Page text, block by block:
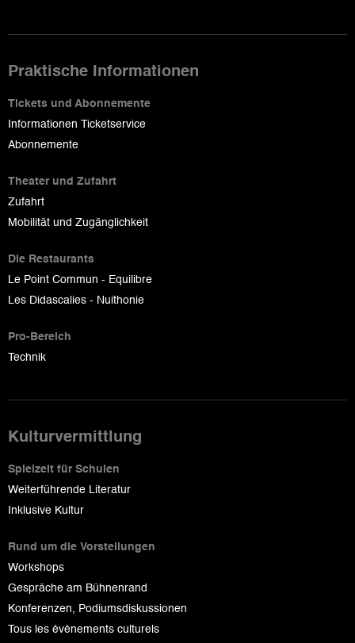
Praktische Informationen
Tickets und Abonnemente
Informationen Ticketservice
Abonnemente
Theater und Zufahrt
Zufahrt
Mobilität und Zugänglichkeit
Die Restaurants
Le Point Commun - Equilibre
Les Didascalies - Nuithonie
Pro-Bereich
Technik
Kulturvermittlung
Spielzeit für Schulen
Weiterführende Literatur
Inklusive Kultur
Rund um die Vorstellungen
Workshops
Gespräche am Bühnenrand
Konferenzen, Podiumsdiskussionen
Tous les événements culturels